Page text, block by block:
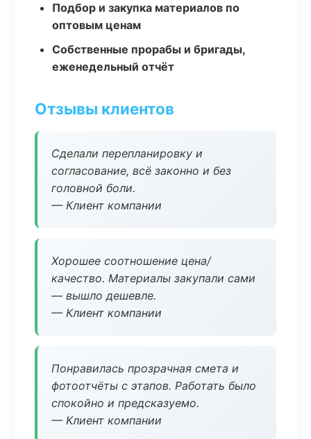
Подбор и закупка материалов по
оптовым ценам
Собственные прорабы и бригады,
еженедельный отчёт
Отзывы клиентов
Сделали перепланировку и
согласование, всё законно и без
головной боли.
— Клиент компании
Хорошее соотношение цена/
качество. Материалы закупали сами
— вышло дешевле.
— Клиент компании
Понравилась прозрачная смета и
фотоотчёты с этапов. Работать было
спокойно и предсказуемо.
— Клиент компании